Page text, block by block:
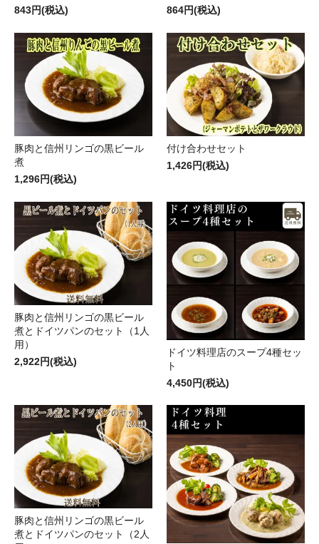
843円(税込)
864円(税込)
豚肉と信州リンゴの黒ビール
煮
1,296円(税込)
付け合わせセット
1,426円(税込)
豚肉と信州リンゴの黒ビール
煮とドイツパンのセット（1人
用）
2,922円(税込)
ドイツ料理店のスープ4種セッ
ト
4,450円(税込)
豚肉と信州リンゴの黒ビール
煮とドイツパンのセット（2人